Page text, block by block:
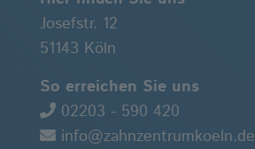
Josefstr. 12
51143 Köln
So erreichen Sie uns
02203 - 590 420
info@zahnzentrumkoeln.de